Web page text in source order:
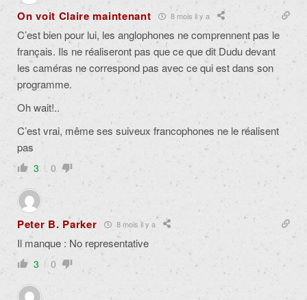
On voit Claire maintenant 8 mois il y a
C’est bien pour lui, les anglophones ne comprennent pas le
français. Ils ne réaliseront pas que ce que dit Dudu devant
les caméras ne correspond pas avec ce qui est dans son
programme.
Oh wait!..
C’est vrai, même ses suiveux francophones ne le réalisent
pas
3 0
Peter B. Parker 8 mois il y a
Il manque : No representative
3 0